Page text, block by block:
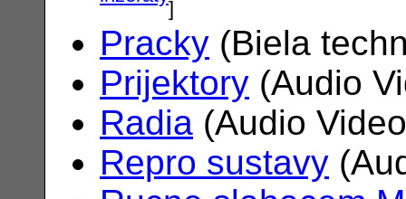
]
Pracky (Biela
Prijektory (Audio
Radia (Audio
Repro sustavy